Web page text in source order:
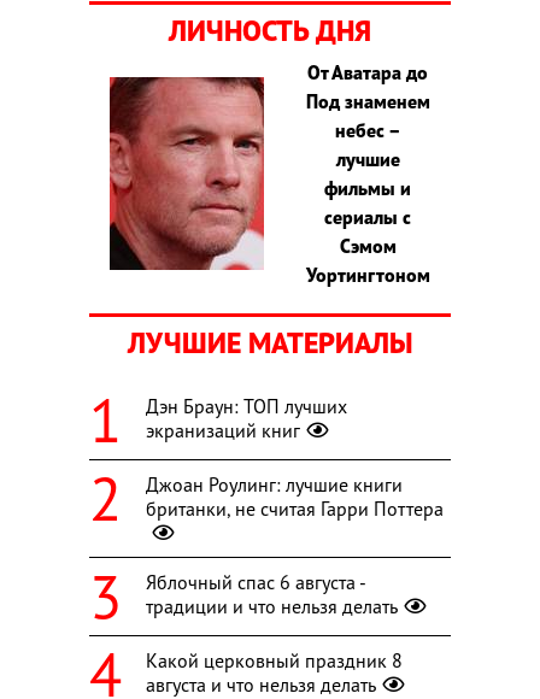
ЛИЧНОСТЬ ДНЯ
От Аватара до
Под знаменем
небес –
лучшие
фильмы и
сериалы с
Сэмом
Уортингтоном
ЛУЧШИЕ МАТЕРИАЛЫ
Дэн Браун: ТОП лучших
экранизаций книг
Джоан Роулинг: лучшие книги
британки, не считая Гарри Поттера
Яблочный спас 6 августа -
традиции и что нельзя делать
Какой церковный праздник 8
августа и что нельзя делать